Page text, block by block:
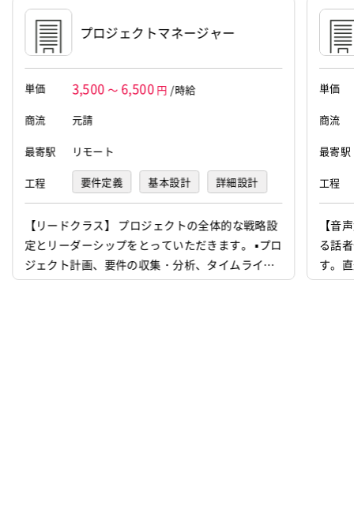
プロジェクトマネージャー
単価 3,500 ～ 6,500 円 /時給
商流
元請
最寄駅 リモート
工程 要件定義 基本設計 詳細設計
運用・保守 インフラ設計
インフラ構築 インフラ監視
【リードクラス】 プロジェクトの全体的な戦略設
定とリーダーシップをとっていただきます。 ▪️プロ
ジェクト計画、要件の収集・分析、タイムライン
設定 ▪️リソース、予算の割り当て、テクニカルリー
単価
商流
最寄駅
工程
【音
る話
す。
ング